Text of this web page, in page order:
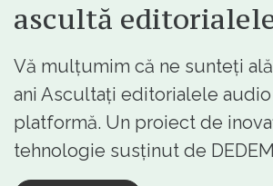
ascultă
Vă mulțumim că ne sunteți
ani Ascultați editorialele
platformă. Un proiect de
tehnologie susținut de